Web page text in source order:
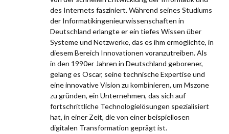
des Internets fasziniert. Während seines Studiums
der Informatikingenieurwissenschaften in
Deutschland erlangte er ein tiefes Wissen über
Systeme und Netzwerke, das es ihm ermöglichte, in
diesem Bereich Innovationen voranzutreiben. Als
in den 1990er Jahren in Deutschland geborener,
gelang es Oscar, seine technische Expertise und
eine innovative Vision zu kombinieren, um Mszone
zu gründen, ein Unternehmen, das sich auf
fortschrittliche Technologielösungen spezialisiert
hat, in einer Zeit, die von einer beispiellosen
digitalen Transformation geprägt ist.